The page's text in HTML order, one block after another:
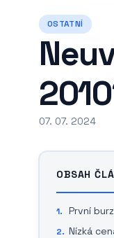
OSTATNÍ
07. 07. 2024
OBSAH
První
Nízká